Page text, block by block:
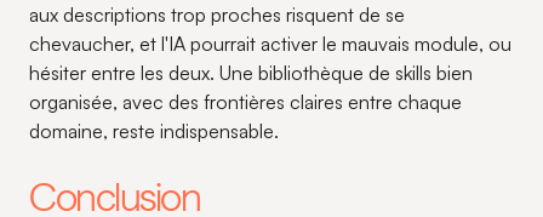
aux descriptions trop proches risquent de se
chevaucher, et l'IA pourrait activer le mauvais module, ou
hésiter entre les deux. Une bibliothèque de skills bien
organisée, avec des frontières claires entre chaque
domaine, reste indispensable.
Conclusion